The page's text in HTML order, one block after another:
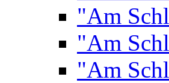
"Am
"Am
"Am